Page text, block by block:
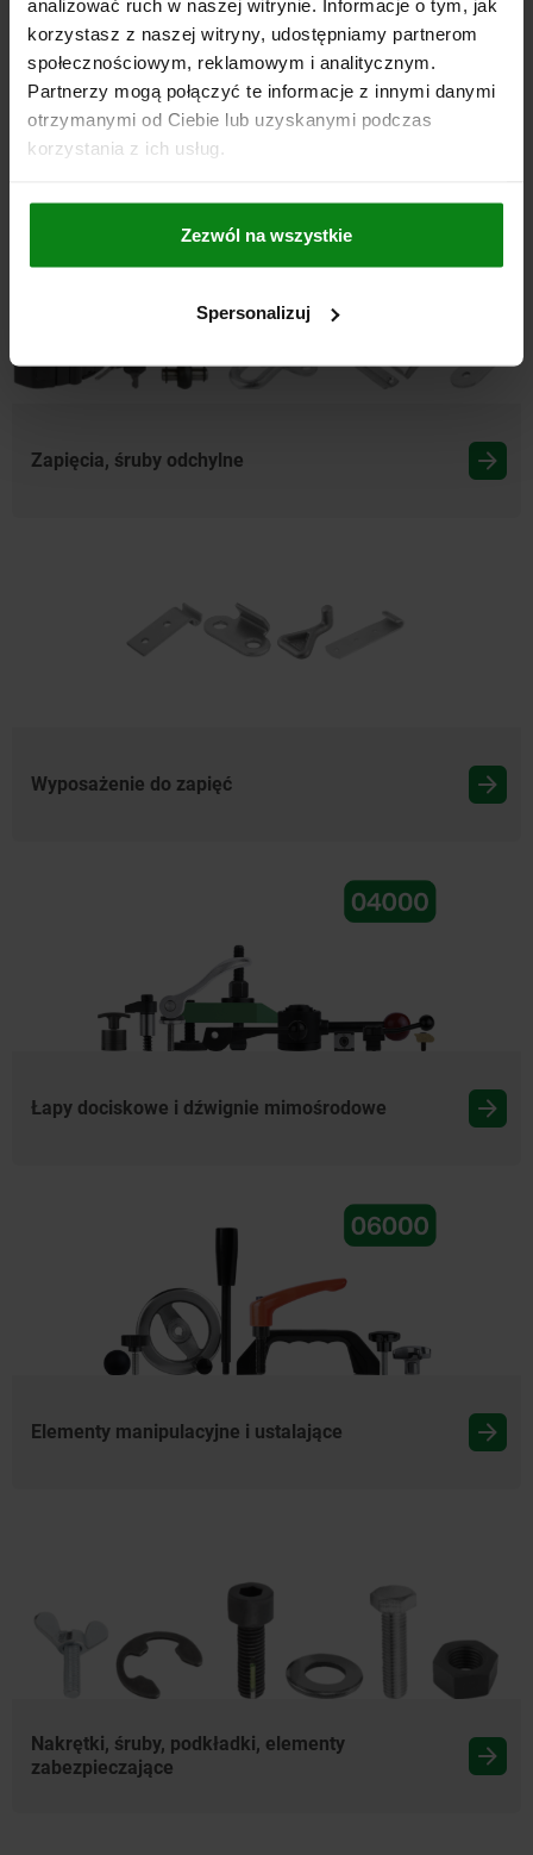
analizować ruch w naszej witrynie. Informacje o tym, jak
korzystasz z naszej witryny, udostępniamy partnerom
społecznościowym, reklamowym i analitycznym.
Partnerzy mogą połączyć te informacje z innymi danymi
otrzymanymi od Ciebie lub uzyskanymi podczas
korzystania z ich usług.
Zezwól na wszystkie
Spersonalizuj
Dociskacze pneumatyczne
Zapięcia, śruby odchylne
Wyposażenie do zapięć
Łapy dociskowe i dźwignie mimośrodowe
Elementy manipulacyjne i ustalające
Nakrętki, śruby, podkładki, elementy
zabezpieczające